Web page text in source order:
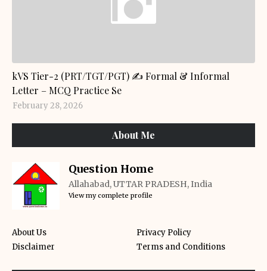
kVS Tier-2 (PRT/TGT/PGT) ✍️ Formal & Informal
Letter – MCQ Practice Se
February 28, 2026
About Me
Question Home
Allahabad, UTTAR PRADESH, India
View my complete profile
About Us
Privacy Policy
Disclaimer
Terms and Conditions